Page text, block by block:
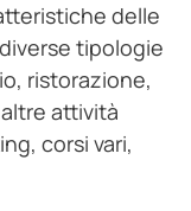
delle
tipologie
ristorazione,
attività
corsi vari,